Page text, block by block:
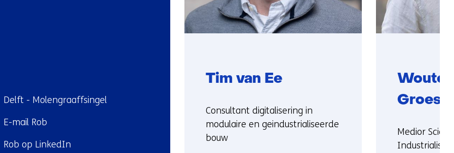
Delft - Molengraaffsingel
E-mail Rob
Rob op LinkedIn
Tim van Ee
Functie:
Consultant digitalisering in
modulaire en geindustrialiseerde
bouw
Wouter
Functie:
Medior